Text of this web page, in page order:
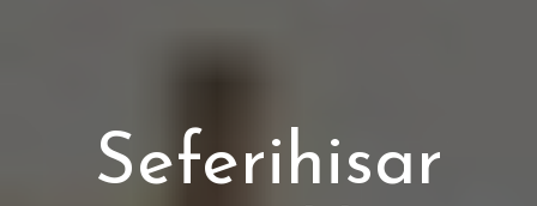
Seferihisar